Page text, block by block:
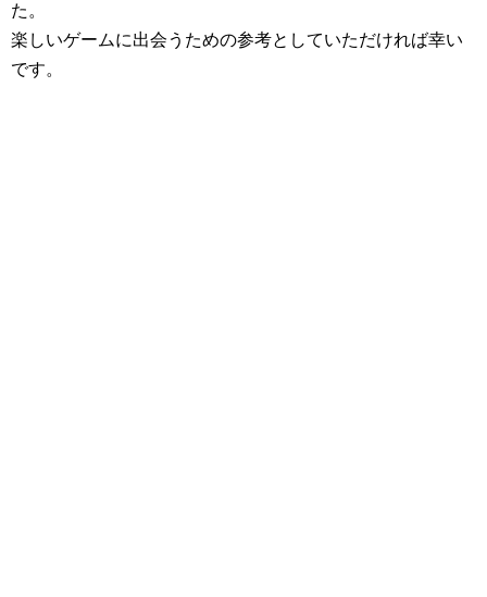
た。
楽しいゲームに出会うための参考としていただければ幸い
です。